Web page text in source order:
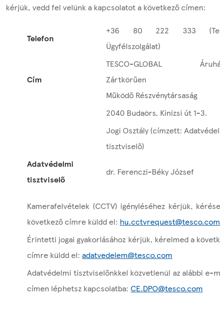
kérjük, vedd fel velünk a kapcsolatot a következő címen:
Telefon
+36 80 222 333
Ügyfélszolgálat)
Cím
TESCO-GLOBAL
Zártkörűen
Működő Részvénytársaság
2040 Budaörs, Kinizsi út 1-3.
Jogi Osztály (címzett:
tisztviselő)
Adatvédelmi
tisztviselő
dr. Ferenczi-Béky József
Kamerafelvételek (CCTV) igényléséhez kérjük,
következő címre küldd el: hu.cctvrequest@tesco.com
Érintetti jogai gyakorlásához kérjük, kérelmed a
címre küldd el: adatvedelem@tesco.com
Adatvédelmi tisztviselőnkkel közvetlenül az alábbi e-
címen léphetsz kapcsolatba: CE.DPO@tesco.com